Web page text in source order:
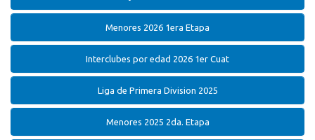
Menores 2026 1era Etapa
Interclubes por edad 2026 1er Cuat
Liga de Primera Division 2025
Menores 2025 2da. Etapa